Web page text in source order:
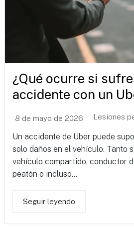
¿Qué ocurre si
accidente con un
8 de mayo de 2026 Lesiones
Un accidente de Uber puede
solo daños en el vehículo. Tanto
vehículo compartido, conductor
peatón o incluso...
Seguir leyendo